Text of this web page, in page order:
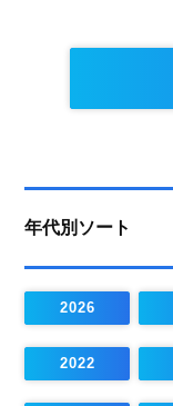
年代別ソート
2026
2022